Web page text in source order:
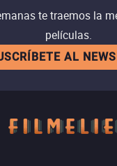
te traemos la
películas.
AL